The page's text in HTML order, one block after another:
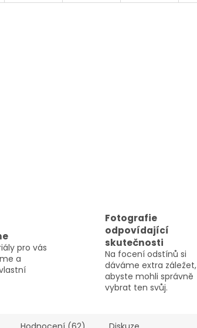
pro vás
a
Fotografie
odpovídající
skutečnosti
Na focení odstínů si
dáváme extra záležet,
abyste mohli správně
vybrat ten svůj.